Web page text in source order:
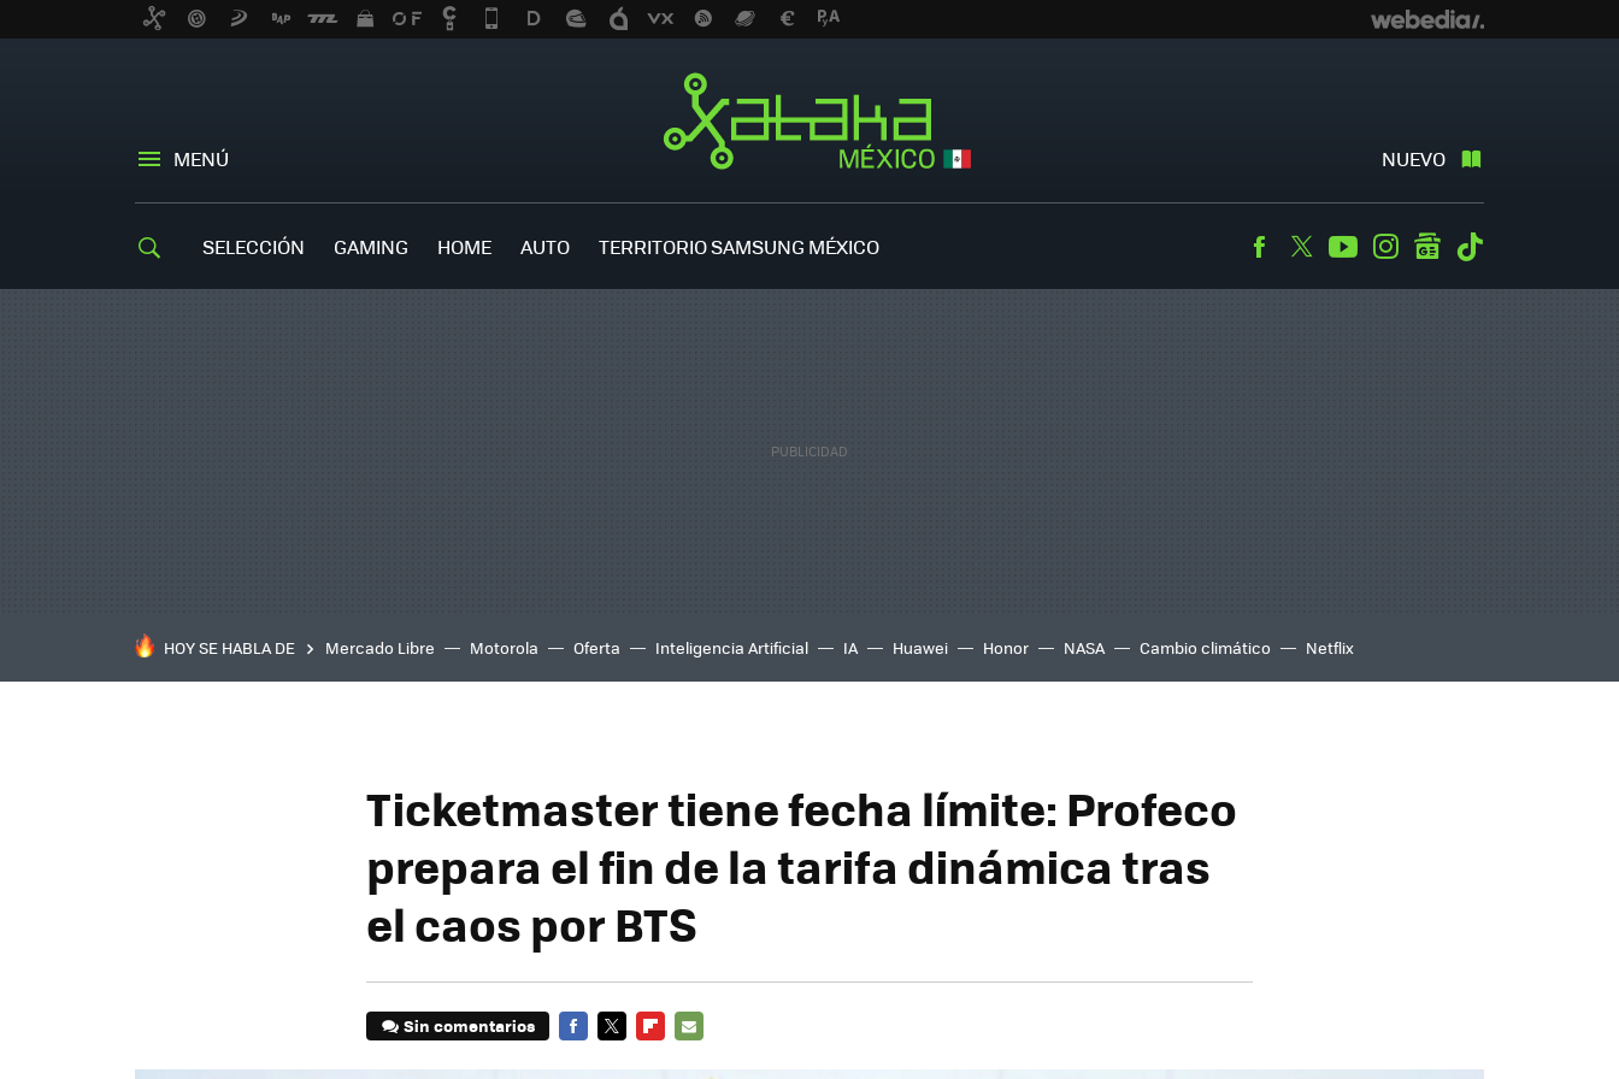
MENÚ NUEVO
SELECCIÓN GAMING HOME AUTO TERRITORIO SAMSUNG MÉXICO Facebook
TwitterYoutubeInstagramgooglenews
HOY SE HABLA DE Mercado Libre Motorola Oferta Inteligencia Artificial IA Huawei Honor NASA Cambio climático Netflix
Ticketmaster tiene fecha límite: Profeco
prepara el fin de la tarifa dinámica tras
el caos por BTS
Sin comentarios